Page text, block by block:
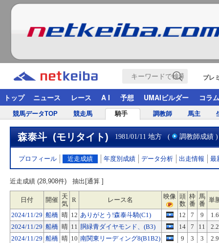
プレ
トップ ニュース レース A I 予想 UMAIビルダー コラム
競馬データTOP 競走馬 騎手 調教師 馬主
森泰斗 (モリタイト) 1981/01/11 地方 ( 調教師成績 )
プロフィール 近走成績 年度別成績 データ分析 出走情報 最
近走成績 (28,908件) 抽出[通算 ]
日付 開催 天
気
R レース名 映像 頭
数
枠
番
馬
番
単
2024/11/29 船橋 晴 12 ありがとう!森泰斗騎(C1) 12 7 9
1.6
2024/11/29 船橋 晴 11 胴緑青ダイヤモンド、(B3) 14 7 11
2.2
2024/11/29 船橋 晴 10 南関東リーディング8(B1B2) 9 3 3
2.9